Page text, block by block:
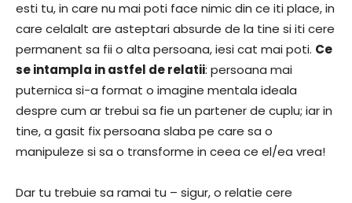
esti tu, in care nu mai poti face nimic din ce iti place, in
care celalalt are asteptari absurde de la tine si iti cere
permanent sa fii o alta persoana, iesi cat mai poti. Ce
se intampla in astfel de relatii: persoana mai
puternica si-a format o imagine mentala ideala
despre cum ar trebui sa fie un partener de cuplu; iar in
tine, a gasit fix persoana slaba pe care sa o
manipuleze si sa o transforme in ceea ce el/ea vrea!
Dar tu trebuie sa ramai tu – sigur, o relatie cere